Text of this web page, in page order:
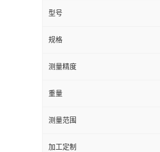
型号
规格
测量精度
重量
测量范围
加工定制